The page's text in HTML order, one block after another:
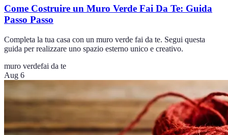
Come Costruire un Muro Verde Fai Da Te: Guida
Passo Passo
Completa la tua casa con un muro verde fai da te. Segui questa
guida per realizzare uno spazio esterno unico e creativo.
muro verdefai da te
Aug 6